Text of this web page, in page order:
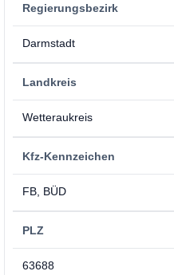
Regierungsbezirk
Darmstadt
Landkreis
Wetteraukreis
Kfz-Kennzeichen
FB, BÜD
PLZ
63688